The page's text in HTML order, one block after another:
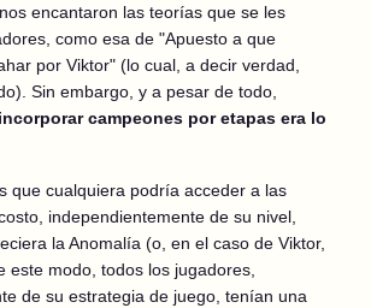
encantaron las teorías que se les
como esa de "Apuesto a que
por Viktor" (lo cual, a decir verdad,
Sin embargo, y a pesar de todo,
campeones por etapas era lo
que cualquiera podría acceder a las
independientemente de su nivel,
la Anomalía (o, en el caso de Viktor,
este modo, todos los jugadores,
de su estrategia de juego, tenían una